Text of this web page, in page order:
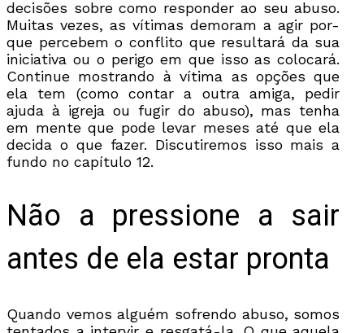
decisões sobre como responder ao seu abuso.
Muitas vezes, as vítimas demoram a agir por-
que percebem o conflito que resultará da sua
iniciativa ou o perigo em que isso as colocará.
Continue mostrando à vítima as opções que
ela tem (como contar a outra amiga, pedir
ajuda à igreja ou fugir do abuso), mas tenha
em mente que pode levar meses até que ela
decida o que fazer. Discutiremos isso mais a
fundo no capítulo 12.
Não a pressione a sair
antes de ela estar pronta
Quando vemos alguém sofrendo abuso, somos